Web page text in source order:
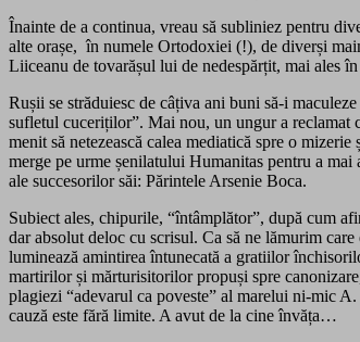
Înainte de a continua, vreau să subliniez pentru
alte orașe, în numele Ortodoxiei (!), de diverși
Liiceanu de tovarășul lui de nedespărțit, mai ales
Rușii se străduiesc de câțiva ani buni să-i
sufletul cuceriților”. Mai nou, un ungur a reclamat
menit să netezească calea mediatică spre o mizerie
merge pe urme șenilatului Humanitas pentru a
ale succesorilor săi: Părintele Arsenie Boca.
Subiect ales, chipurile, “întâmplător”, după cum
dar absolut deloc cu scrisul. Ca să ne lămurim
luminează amintirea întunecată a gratiilor
martirilor și mărturisitorilor propuși spre
plagiezi “adevarul ca poveste” al marelui ni-mic
cauză este fără limite. A avut de la cine învăța…